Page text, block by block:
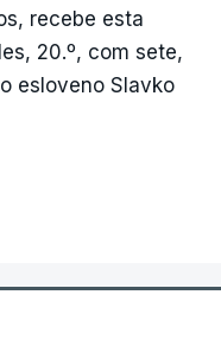
recebe esta
20.º, com sete,
esloveno Slavko